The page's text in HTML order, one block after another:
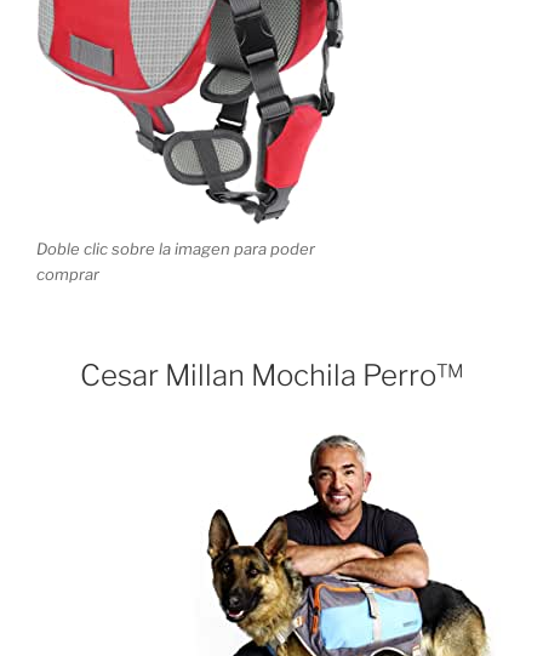
Doble clic sobre la imagen para poder
comprar
Cesar Millan Mochila Perro™